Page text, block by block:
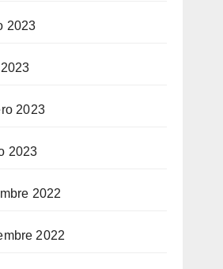
2023
2023
2023
2022
2022